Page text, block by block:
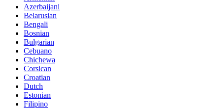
Azerbaijani
Belarusian
Bengali
Bosnian
Bulgarian
Cebuano
Chichewa
Corsican
Croatian
Dutch
Estonian
Filipino